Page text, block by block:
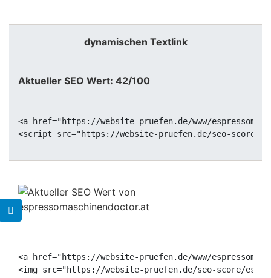
dynamischen Textlink
Aktueller SEO Wert: 42/100
<a href="https://website-pruefen.de/www/
<a href="https://website-pruefen.de/www/
<img src="https://website-pruefen.de/seo-score/